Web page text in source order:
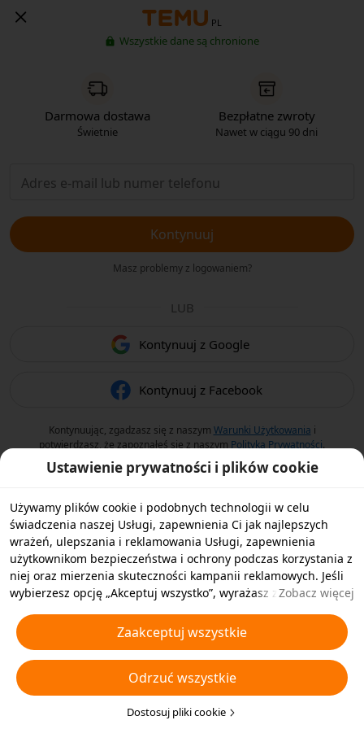
PL
Wszystkie dane są chronione
Darmowa dostawa
Świetnie
Bezpłatne zwroty
Nawet w ciągu 90 dni
Kontynuuj
Masz problemy z logowaniem?
LUB
Kontynuuj z Google
Kontynuuj z Facebook
Kontynuując, zgadzasz się z naszym Warunki Użytkowania i
potwierdzasz, że zapoznałeś się z naszym Polityka Prywatności.
Ustawienie prywatności i plików cookie
Używamy plików cookie i podobnych technologii w celu
świadczenia naszej Usługi, zapewnienia Ci jak najlepszych
wrażeń, ulepszania i reklamowania Usługi, zapewnienia
użytkownikom bezpieczeństwa i ochrony podczas korzystania z
niej oraz mierzenia skuteczności kampanii reklamowych. Jeśli
wybierzesz opcję „Akceptuj wszystko”, wyrażasz zgodę na
oraz podobnych technologii na Twoim urządzeniu w celach
reklamowych. Możesz także wybrać opcję „Odrzucić wszystkie”,
aby odrzucić wszystkie nieistotne pliki cookie lub wybrać typy
plików cookie, które chcesz zaakceptować albo wyłączyć,
klikając opcję „Dostosuj pliki cookie” poniżej lub w dowolnej
chwili w ustawieniach prywatności. Aby uzyskać więcej
Zobacz więcej
Zaakceptuj wszystkie
Odrzuć wszystkie
Dostosuj pliki cookie